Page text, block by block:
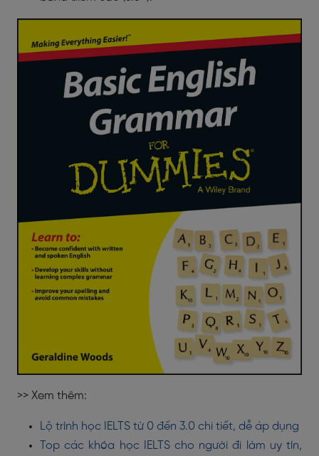
>> Xem thêm:
Lộ trình học IELTS từ 0 đến 3.0 chi tiết, dễ áp dụng
Top các khóa học IELTS cho người đi làm uy tín,